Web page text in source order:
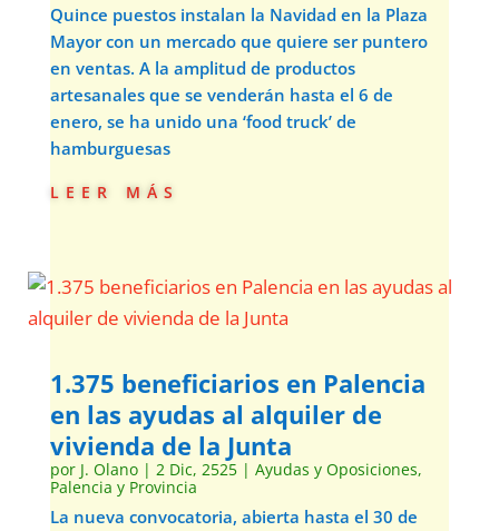
Quince puestos instalan la Navidad en la Plaza
Mayor con un mercado que quiere ser puntero
en ventas. A la amplitud de productos
artesanales que se venderán hasta el 6 de
enero, se ha unido una ‘food truck’ de
hamburguesas
leer más
1.375 beneficiarios en Palencia
en las ayudas al alquiler de
vivienda de la Junta
por J. Olano| 2 Dic, 2525| Ayudas y Oposiciones,
Palencia y Provincia
La nueva convocatoria, abierta hasta el 30 de